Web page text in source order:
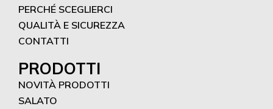
PERCHÉ SCEGLIERCI
QUALITÀ E SICUREZZA
CONTATTI
PRODOTTI
NOVITÀ PRODOTTI
SALATO